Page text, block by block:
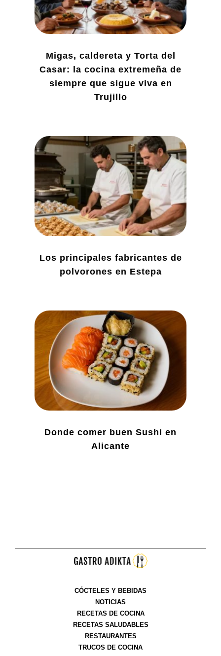
Migas, caldereta y Torta del
Casar: la cocina extremeña de
siempre que sigue viva en
Trujillo
Los principales fabricantes de
polvorones en Estepa
Donde comer buen Sushi en
Alicante
CÓCTELES Y BEBIDAS
NOTICIAS
RECETAS DE COCINA
RECETAS SALUDABLES
RESTAURANTES
TRUCOS DE COCINA